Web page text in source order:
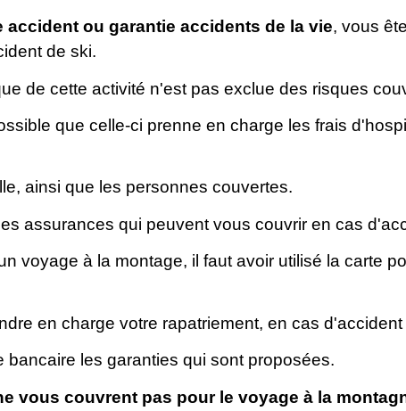
accident ou garantie accidents de la vie, vous
de ski.
de cette activité n'est pas exclue des risques
que celle-ci prenne en charge les frais
ainsi que les personnes couvertes.
assurances qui peuvent vous couvrir en cas
voyage à la montage, il faut avoir utilisé la carte
en charge votre rapatriement, en cas
bancaire les garanties qui sont proposées.
vous couvrent pas pour le voyage à la